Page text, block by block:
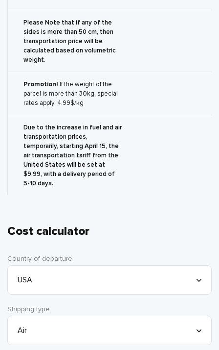
Please Note that if any of the
sides is more than 50 cm, then
transportation price will be
calculated based on volumetric
weight.
Promotion! If the weight of the
parcel is more than 30kg, special
rates apply: 4.99$/kg
Due to the increase in fuel and air
transportation prices,
temporarily, starting April 15, the
air transportation tariff from the
United States will be set at
$9.99, with a delivery period of
5-10 days.
Cost calculator
Country of departure
Shipping type